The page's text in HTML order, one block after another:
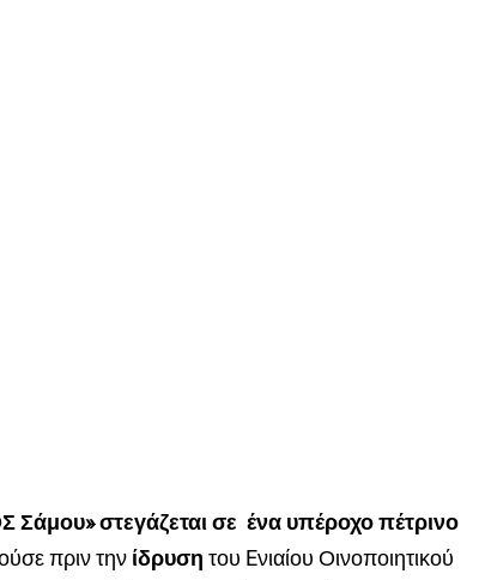
Σάμου» στεγάζεται σε ένα υπέροχο πέτρινο
πριν την ίδρυση του Eνιαίου Οινοποιητικού